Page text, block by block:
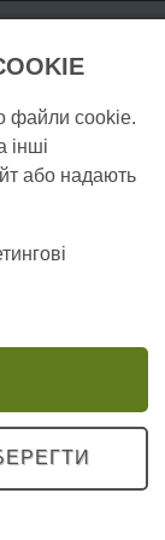
файли cookie.
інші
або надають